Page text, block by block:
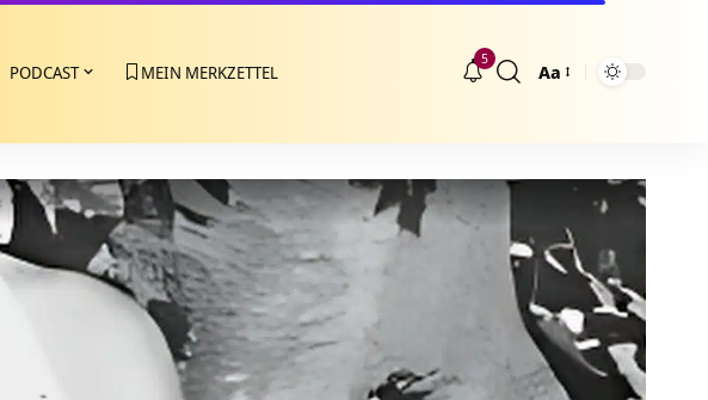
PODCAST MEIN MERKZETTEL
5
Größenänderung
Aa